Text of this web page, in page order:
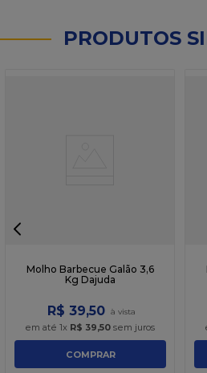
PRODUTOS
Molho Barbecue Galão 3,6
Kg Dajuda
R$ 39,50
em até 1x R$ 39,50 sem juros
COMPRAR